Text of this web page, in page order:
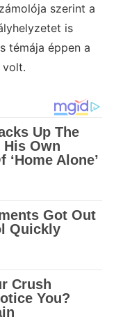
szerint a
is
témája éppen a
volt.